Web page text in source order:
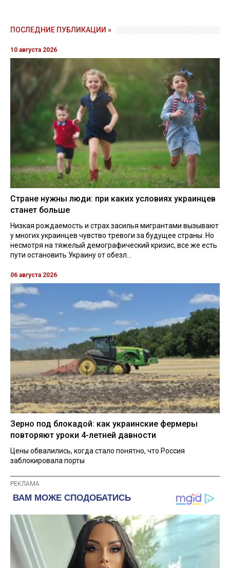
ПОСЛЕДНИЕ ПУБЛИКАЦИИ »
10 августа 2026
Стране нужны люди: при каких условиях украинцев
станет больше
Низкая рождаемость и страх засилья мигрантами вызывают
у многих украинцев чувство тревоги за будущее страны. Но
несмотря на тяжелый демографический кризис, все же есть
пути остановить Украину от обезл...
06 августа 2026
Зерно под блокадой: как украинские фермеры
повторяют уроки 4-летней давности
Цены обвалились, когда стало понятно, что Россия
заблокировала порты